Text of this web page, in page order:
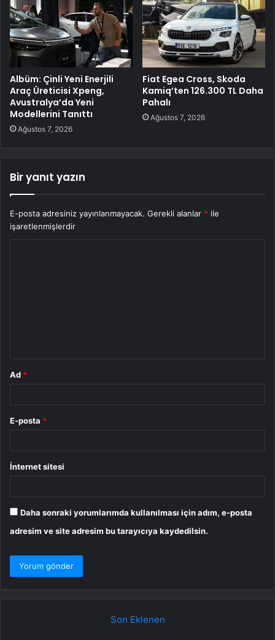
Albüm: Çinli Yeni Enerjili
Araç Üreticisi Xpeng,
Avustralya’da Yeni
Modellerini Tanıttı
Ağustos 7, 2026
Fiat Egea Cross, Skoda
Kamiq’ten 126.300 TL Daha
Pahalı
Ağustos 7, 2026
Bir yanıt yazın
E-posta adresiniz yayınlanmayacak. Gerekli alanlar * ile
işaretlenmişlerdir
Ad *
E-posta *
İnternet sitesi
Daha sonraki yorumlarımda kullanılması için adım, e-posta
adresim ve site adresim bu tarayıcıya kaydedilsin.
Son Eklenen